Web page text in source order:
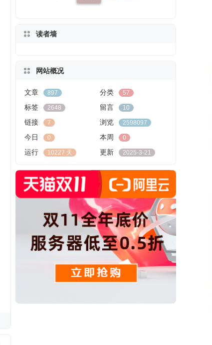
读者墙
网站概况
文章 897 分类 57
标签 2648 留言 10
链接 7 浏览 2598097
今日 0 本周 0
运行 10227 天 更新 2025-3-21